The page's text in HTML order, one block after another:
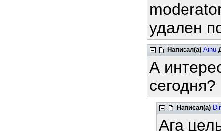
удален
Написал(а) Ainu
А
сегодня?
Написал(а)
Ага